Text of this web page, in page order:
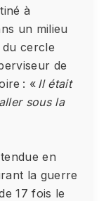
à
un milieu
du cercle
de
: « Il était
sous la
en
la guerre
17 fois le